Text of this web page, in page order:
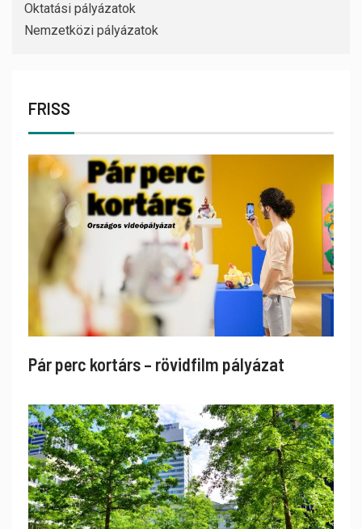
Oktatási pályázatok
Nemzetközi pályázatok
FRISS
Pár perc kortárs – rövidfilm pályázat